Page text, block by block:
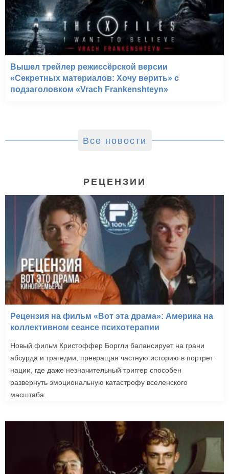
Вышел трейлер режиссёрской версии
«Секретных материалов: Хочу верить» с
подзаголовком «Vrach Frankenshteyn»
Все новости
РЕЦЕНЗИИ
Рецензия на фильм «Вот эта драма»: Америка на
коллективном сеансе психотерапии
Новый фильм Кристоффер Боргли балансирует на грани
абсурда и трагедии, превращая частную историю в портрет
нации, где даже незначительный триггер способен
развернуть эмоциональную катастрофу вселенского
масштаба.